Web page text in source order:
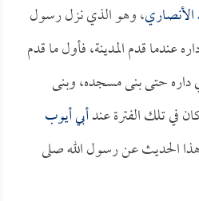
، وهو الذي نزل رسول
عندما قدم المدينة، فأول ما قدم
داره حتى بنى مسجده، وبنى
في تلك الفترة عندأبي أيوب
الحديث عن رسول الله صلى